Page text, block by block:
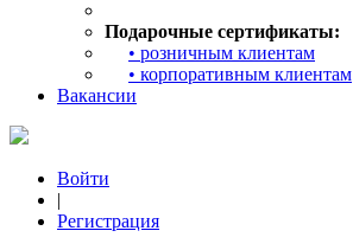
Подарочные сертификаты:
• розничным клиентам
• корпоративным клиентам
Вакансии
Войти
|
Регистрация